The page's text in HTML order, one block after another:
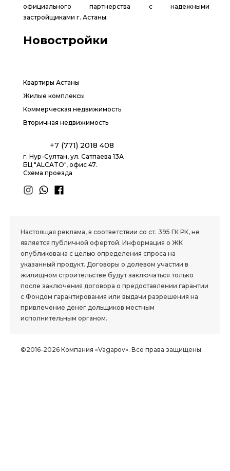
официального партнерства с надежными
застройщиками г. Астаны.
Новостройки
Квартиры Астаны
Жилые комплексы
Коммерческая недвижимость
Вторичная недвижимость
+7 (771) 2018 408
г. Нур-Султан, ул. Сатпаева 13А
БЦ "ALCATO", офис 47.
Схема проезда
Настоящая реклама, в соответствии со ст. 395 ГК РК, не
является публичной офертой. Информация о ЖК
опубликована с целью определения спроса на
указанный продукт. Договоры о долевом участии в
жилищном строительстве будут заключаться только
после заключения договора о предоставлении гарантии
с Фондом гарантирования или выдачи разрешения на
привлечение денег дольщиков местным
исполнительным органом.
©2016-2026 Компания «Vagapov». Все права защищены.